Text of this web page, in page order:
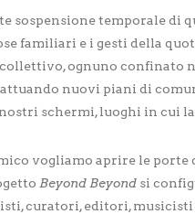
sospensione temporale di
familiari e i gesti della
ognuno confinato
nuovi piani di
schermi, luoghi in cui
vogliamo aprire le porte
Beyond Beyond si
curatori, editori,